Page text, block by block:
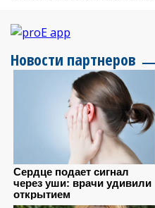
Новости партнеров